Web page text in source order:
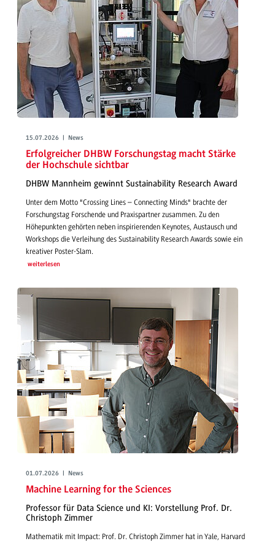
15.07.2026 | News
Erfolgreicher DHBW Forschungstag macht Stärke
der Hochschule sichtbar
DHBW Mannheim gewinnt Sustainability Research Award
Unter dem Motto "Crossing Lines – Connecting Minds" brachte der
Forschungstag Forschende und Praxispartner zusammen. Zu den
Höhepunkten gehörten neben inspirierenden Keynotes, Austausch und
Workshops die Verleihung des Sustainability Research Awards sowie ein
kreativer Poster-Slam.
weiterlesen
01.07.2026 | News
Machine Learning for the Sciences
Professor für Data Science und KI: Vorstellung Prof. Dr.
Christoph Zimmer
Mathematik mit Impact: Prof. Dr. Christoph Zimmer hat in Yale, Harvard